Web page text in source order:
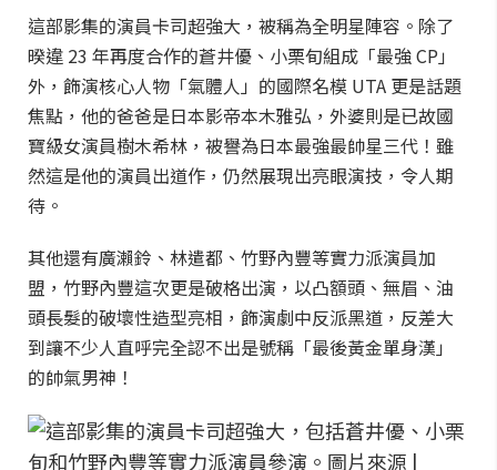
這部影集的演員卡司超強大，被稱為全明星陣容。除了
暌違 23 年再度合作的蒼井優、小栗旬組成「最強 CP」
外，飾演核心人物「氣體人」的國際名模 UTA 更是話題
焦點，他的爸爸是日本影帝本木雅弘，外婆則是已故國
寶級女演員樹木希林，被譽為日本最強最帥星三代！雖
然這是他的演員出道作，仍然展現出亮眼演技，令人期
待。
其他還有廣瀨鈴、林遣都、竹野內豐等實力派演員加
盟，竹野內豐這次更是破格出演，以凸額頭、無眉、油
頭長髮的破壞性造型亮相，飾演劇中反派黑道，反差大
到讓不少人直呼完全認不出是號稱「最後黃金單身漢」
的帥氣男神！